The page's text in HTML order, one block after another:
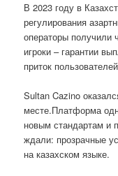
В 2023 году в
регулирования
операторы получили
игроки – гарантии
приток
Sultan Cazino
месте.Платформа
новым стандартам и
ждали: прозрачные
на казахском языке.